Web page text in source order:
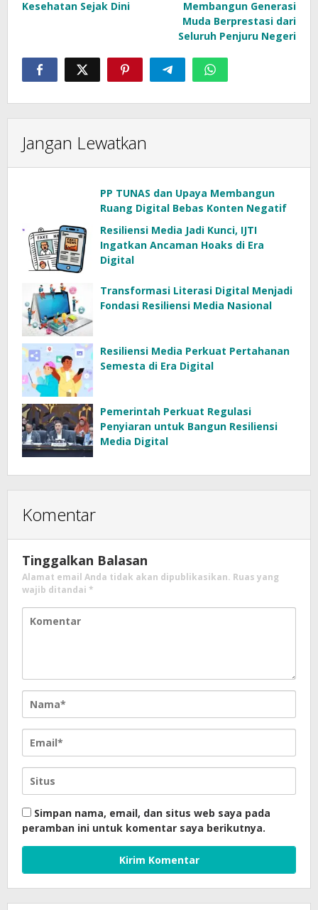
Kesehatan Sejak Dini
Membangun Generasi
Muda Berprestasi dari
Seluruh Penjuru Negeri
Jangan Lewatkan
PP TUNAS dan Upaya Membangun
Ruang Digital Bebas Konten Negatif
Resiliensi Media Jadi Kunci, IJTI
Ingatkan Ancaman Hoaks di Era
Digital
Transformasi Literasi Digital Menjadi
Fondasi Resiliensi Media Nasional
Resiliensi Media Perkuat Pertahanan
Semesta di Era Digital
Pemerintah Perkuat Regulasi
Penyiaran untuk Bangun Resiliensi
Media Digital
Komentar
Tinggalkan Balasan
Alamat email Anda tidak akan dipublikasikan. Ruas yang
wajib ditandai *
Simpan nama, email, dan situs web saya pada
peramban ini untuk komentar saya berikutnya.